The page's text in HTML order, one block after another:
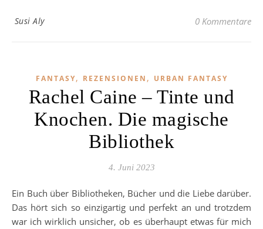
Susi Aly 0 Kommentare
FANTASY, REZENSIONEN , URBAN FANTASY
Rachel Caine – Tinte und
Knochen. Die magische
Bibliothek
4. Juni 2023
Ein Buch über Bibliotheken, Bücher und die Liebe darüber.
Das hört sich so einzigartig und perfekt an und trotzdem
war ich wirklich unsicher, ob es überhaupt etwas für mich